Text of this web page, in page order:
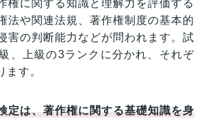
権に関する知識と理解力を評価する
法や関連法規、著作権制度の基本的
害の判断能力などが問われます。試
、上級の3ランクに分かれ、それぞ
ます。
定は、著作権に関する基礎知識を身